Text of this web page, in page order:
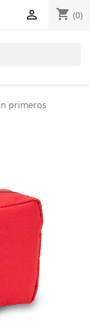
shopping_cart (0)

primeros